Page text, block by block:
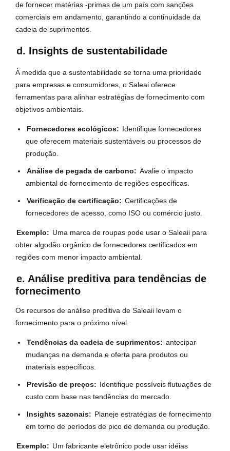
de fornecer matérias -primas de um país com sanções
comerciais em andamento, garantindo a continuidade da
cadeia de suprimentos.
d. Insights de sustentabilidade
À medida que a sustentabilidade se torna uma prioridade
para empresas e consumidores, o Saleai oferece
ferramentas para alinhar estratégias de fornecimento com
objetivos ambientais.
Fornecedores ecológicos: Identifique fornecedores
que oferecem materiais sustentáveis ​​ou processos de
produção.
Análise de pegada de carbono: Avalie o impacto
ambiental do fornecimento de regiões específicas.
Verificação de certificação: Certificações de
fornecedores de acesso, como ISO ou comércio justo.
Exemplo: Uma marca de roupas pode usar o Saleaii para
obter algodão orgânico de fornecedores certificados em
regiões com menor impacto ambiental.
e. Análise preditiva para tendências de
fornecimento
Os recursos de análise preditiva de Saleaii levam o
fornecimento para o próximo nível.
Tendências da cadeia de suprimentos: antecipar
mudanças na demanda e oferta para produtos ou
materiais específicos.
Previsão de preços: Identifique possíveis flutuações de
custo com base nas tendências do mercado.
Insights sazonais: Planeje estratégias de fornecimento
em torno de períodos de pico de demanda ou produção.
Exemplo: Um fabricante eletrônico pode usar idéias